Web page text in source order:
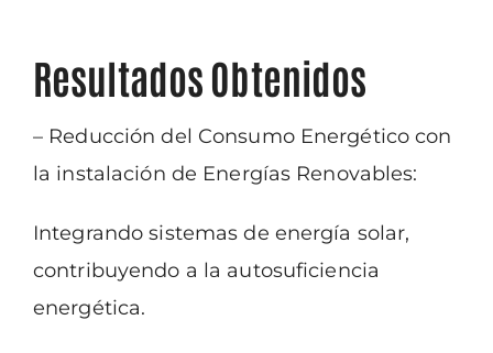
Resultados Obtenidos
– Reducción del Consumo Energético con
la instalación de Energías Renovables:
Integrando sistemas de energía solar,
contribuyendo a la autosuficiencia
energética.